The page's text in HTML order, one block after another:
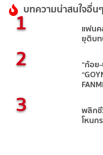
บทความน่าสนใจอื่นๆ
1 แฟนค
ยุติบ
2 “ก้อ
3 พลิกชี
โหนก